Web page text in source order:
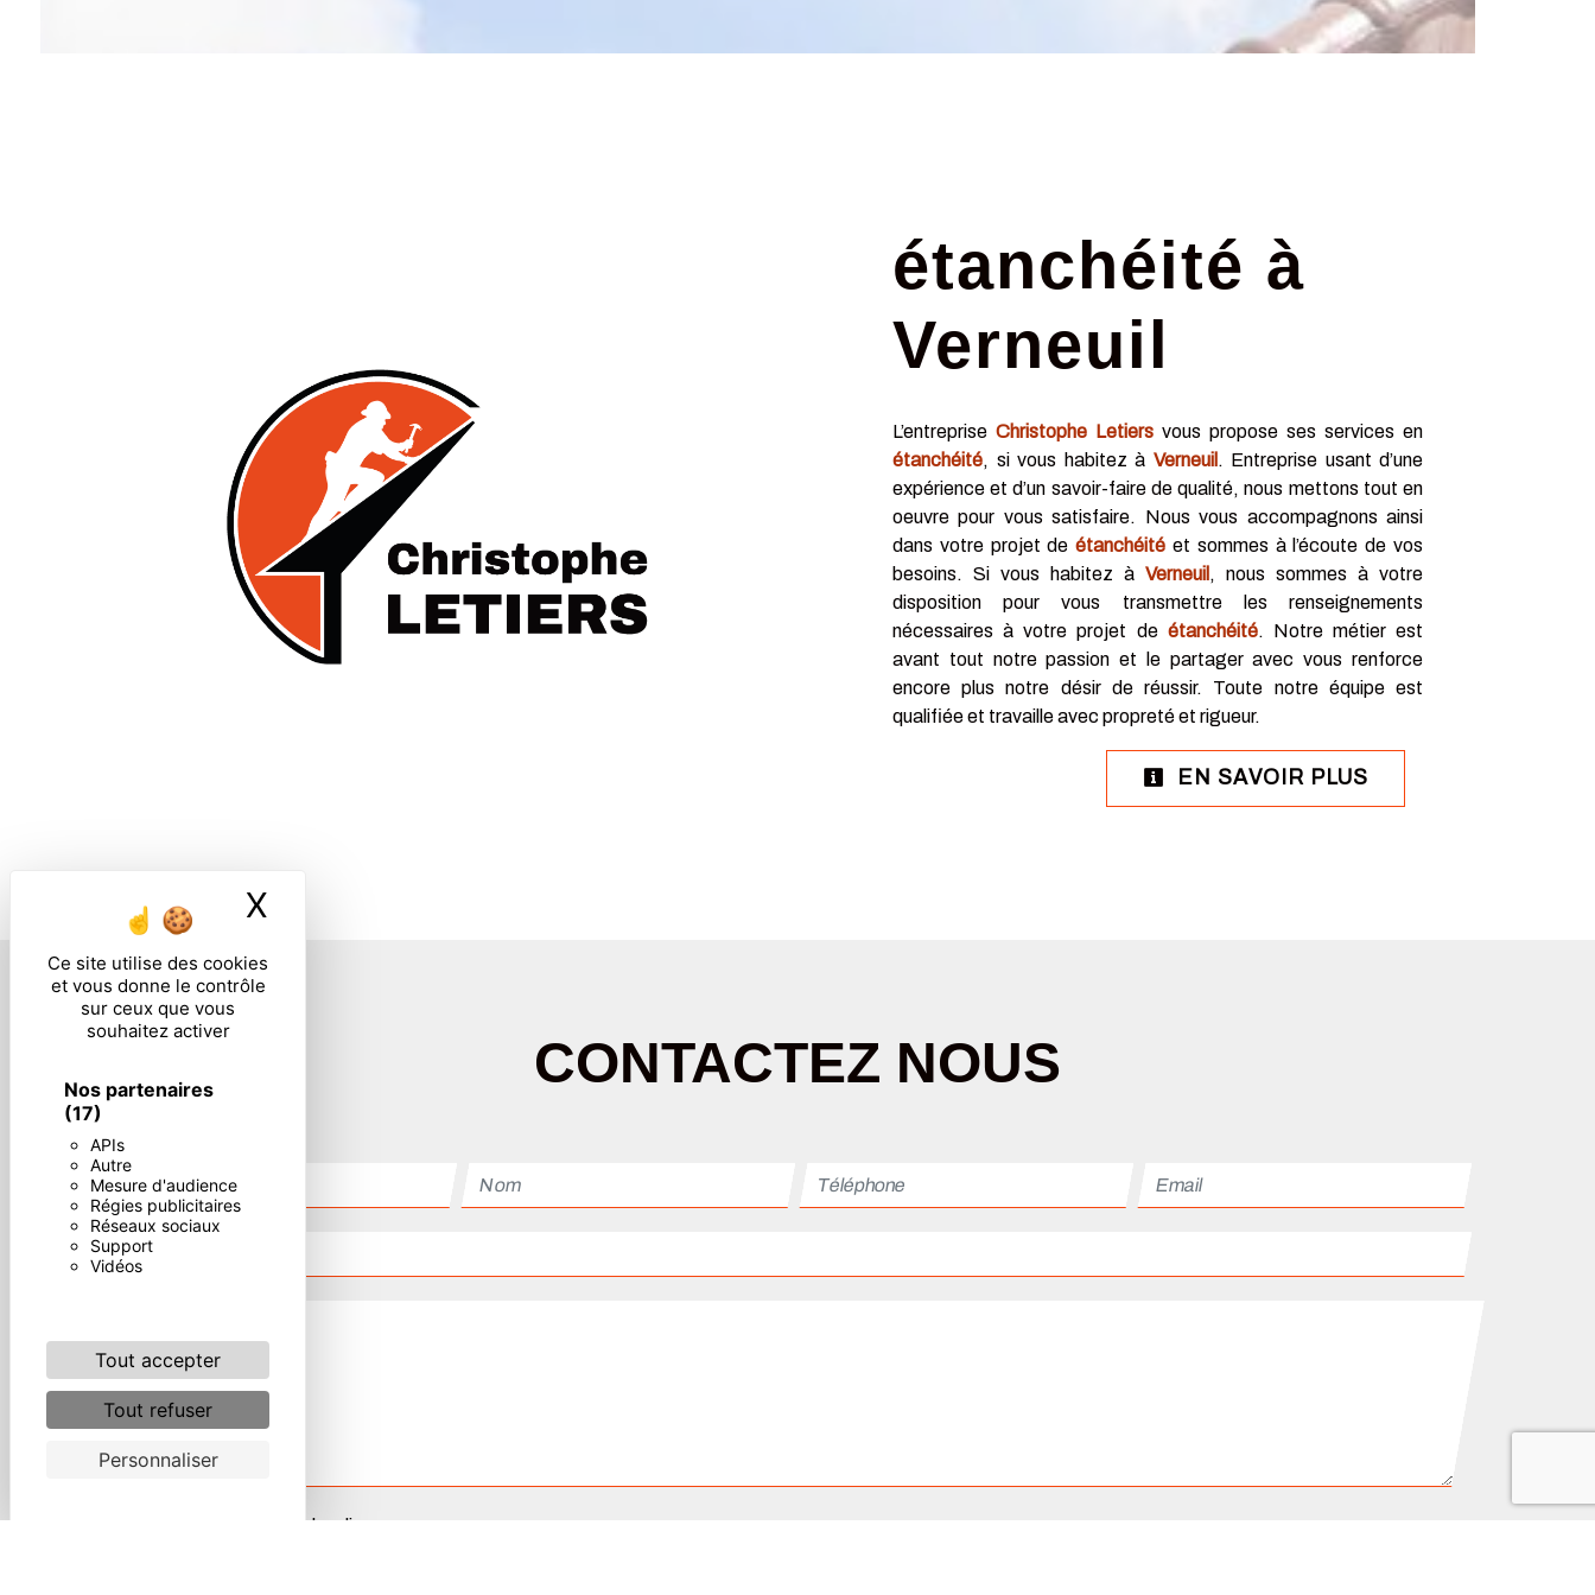
Ce site utilise des cookies
et vous donne le contrôle
sur ceux que vous
souhaitez activer
Nos partenaires
(17)
APIs
Autre
Mesure d'audience
Régies publicitaires
Réseaux sociaux
Support
Vidéos
Tout accepter
Tout refuser
Personnaliser
X
étanchéité à
Verneuil
L’entreprise Christophe Letiers vous propose ses services en
étanchéité, si vous habitez à Verneuil . Entreprise usant d’une
expérience et d’un savoir-faire de qualité, nous mettons tout en
oeuvre pour vous satisfaire. Nous vous accompagnons ainsi
dans votre projet deétanchéité et sommes à l’écoute de vos
besoins. Si vous habitez à Verneuil , nous sommes à votre
disposition pour vous transmettre les renseignements
nécessaires à votre projet de étanchéité. Notre métier est
avant tout notre passion et le partager avec vous renforce
encore plus notre désir de réussir. Toute notre équipe est
qualifiée et travaille avec propreté et rigueur.
EN SAVOIR PLUS
CONTACTEZ NOUS
Combien font quatre plus dix